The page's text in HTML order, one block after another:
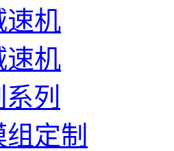
速机
速机
列
定制